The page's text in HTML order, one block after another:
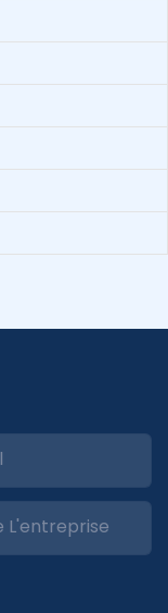
L'entreprise